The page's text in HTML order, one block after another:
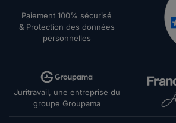
Paiement 100% sécurisé
& Protection des données
personnelles
Juritravail, une entreprise du
groupe Groupama